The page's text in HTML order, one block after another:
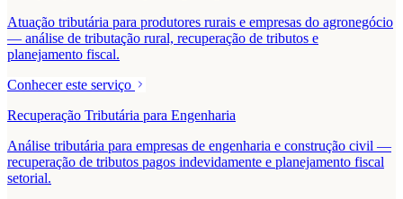
Atuação tributária para produtores rurais e empresas do agronegócio
— análise de tributação rural, recuperação de tributos e
planejamento fiscal.
Conhecer este serviço
Recuperação Tributária para Engenharia
Análise tributária para empresas de engenharia e construção civil —
recuperação de tributos pagos indevidamente e planejamento fiscal
setorial.